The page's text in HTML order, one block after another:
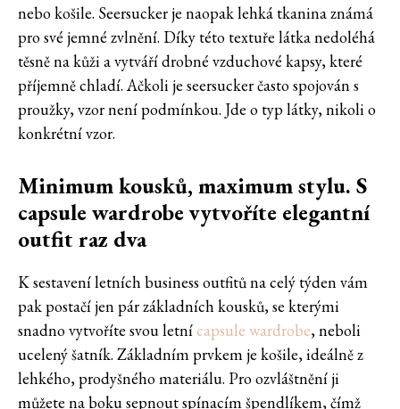
nebo košile. Seersucker je naopak lehká tkanina známá
pro své jemné zvlnění. Díky této textuře látka nedoléhá
těsně na kůži a vytváří drobné vzduchové kapsy, které
příjemně chladí. Ačkoli je seersucker často spojován s
proužky, vzor není podmínkou. Jde o typ látky, nikoli o
konkrétní vzor.
Minimum kousků, maximum stylu. S
capsule wardrobe vytvoříte elegantní
outfit raz dva
K sestavení letních business outfitů na celý týden vám
pak postačí jen pár základních kousků, se kterými
snadno vytvoříte svou letnícapsule wardrobe, neboli
ucelený šatník. Základním prvkem je košile, ideálně z
lehkého, prodyšného materiálu. Pro ozvláštnění ji
můžete na boku sepnout spínacím špendlíkem, čímž